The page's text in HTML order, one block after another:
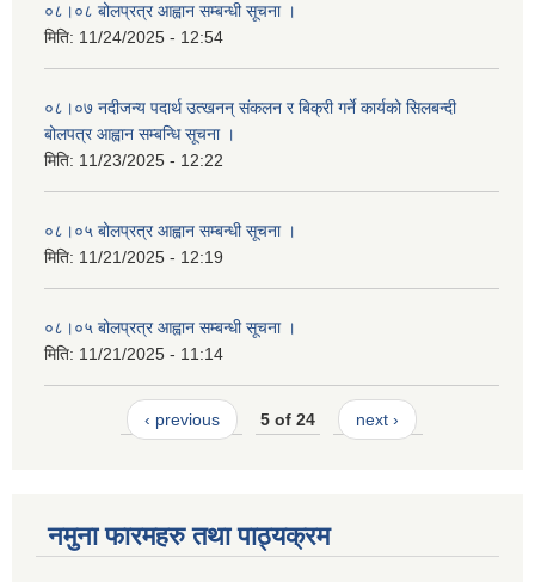
०८।०८ बोलप्रत्र आह्वान सम्बन्धी सूचना ।
मिति: 11/24/2025 - 12:54
०८।०७ नदीजन्य पदार्थ उत्खनन् संकलन र बिक्री गर्ने कार्यको सिलबन्दी
बोलपत्र आह्वान सम्बन्धि सूचना ।
मिति: 11/23/2025 - 12:22
०८।०५ बोलप्रत्र आह्वान सम्बन्धी सूचना ।
मिति: 11/21/2025 - 12:19
०८।०५ बोलप्रत्र आह्वान सम्बन्धी सूचना ।
मिति: 11/21/2025 - 11:14
‹ previous 5 of 24 next ›
नमुना फारमहरु तथा पाठ्यक्रम